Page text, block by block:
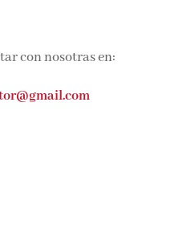
con nosotras en: